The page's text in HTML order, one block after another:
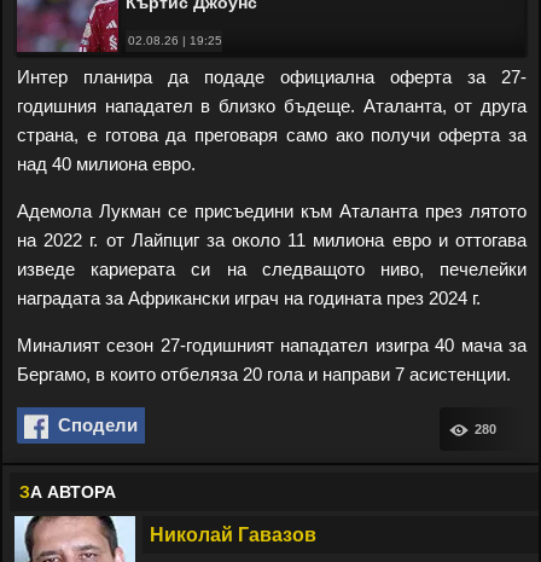
02.08.26 | 19:25
Интер планира да подаде официална оферта за 27-
годишния нападател в близко бъдеще. Аталанта, от друга
страна, е готова да преговаря само ако получи оферта за
над 40 милиона евро.
Адемола Лукман се присъедини към Аталанта през лятото
на 2022 г. от Лайпциг за около 11 милиона евро и оттогава
изведе кариерата си на следващото ниво, печелейки
наградата за Африкански играч на годината през 2024 г.
Миналият сезон 27-годишният нападател изигра 40 мача за
Бергамо, в които отбеляза 20 гола и направи 7 асистенции.
Сподели 280
ЗА АВТОРА
Николай Гавазов